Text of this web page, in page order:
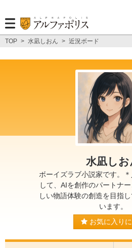
TOP > 水凪しおん > 近況ボード
水凪しお
ボーイズラブ小説家です。
して、AIを創作のパートナ
しい物語体験の創造を目指
います。
お気に入り